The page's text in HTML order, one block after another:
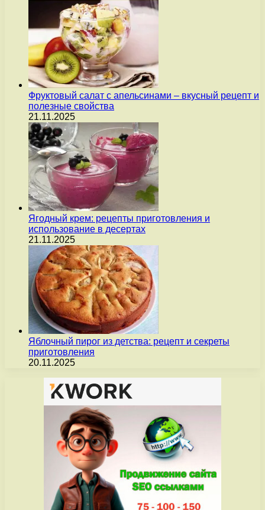
Фруктовый салат с апельсинами – вкусный рецепт и
полезные свойства
21.11.2025
Ягодный крем: рецепты приготовления и
использование в десертах
21.11.2025
Яблочный пирог из детства: рецепт и секреты
приготовления
20.11.2025